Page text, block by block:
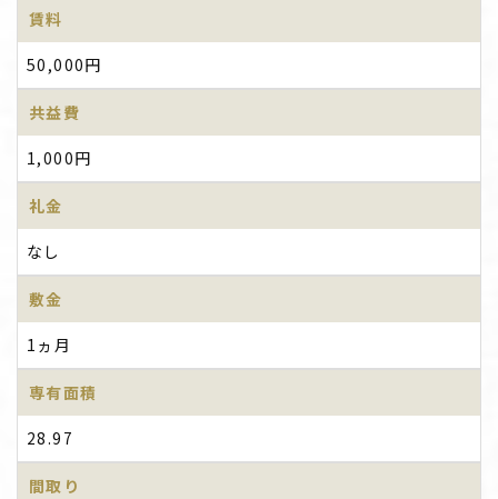
賃料
50,000円
共益費
1,000円
礼金
なし
敷金
1ヵ月
専有面積
28.97
間取り